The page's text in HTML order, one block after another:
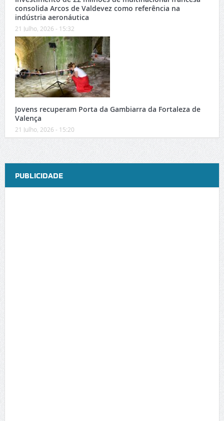
consolida Arcos de Valdevez como referência na
indústria aeronáutica
21 Julho, 2026 - 15:32
Jovens recuperam Porta da Gambiarra da Fortaleza de
Valença
21 Julho, 2026 - 15:20
PUBLICIDADE